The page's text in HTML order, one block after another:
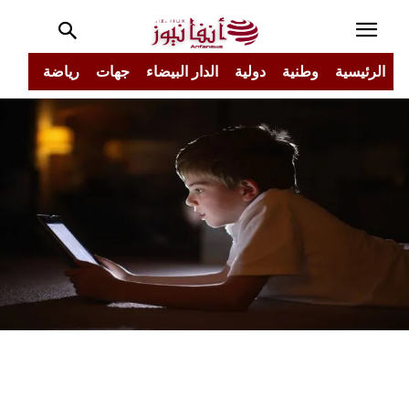
الرئيسية وطنية دولية الدار البيضاء جهات رياضة